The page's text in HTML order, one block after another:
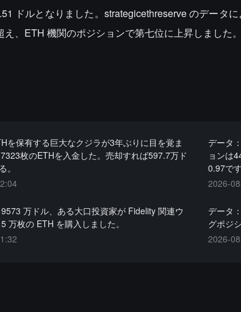
ドルとなりました。strategicethreserve のデータ
、ETH 機関のポジションで第七位に上昇しました。
を保有する巨大なクジラが3年ぶりに目を覚ま
枚のETHを入金した。売却すれば597.7万ド
。
データ
ョンは
0.97です
2026-
万ドル、ある大口投資家が Fidelity 関連ウ
万枚の ETH を購入しました。
データ
グポジ
2026-